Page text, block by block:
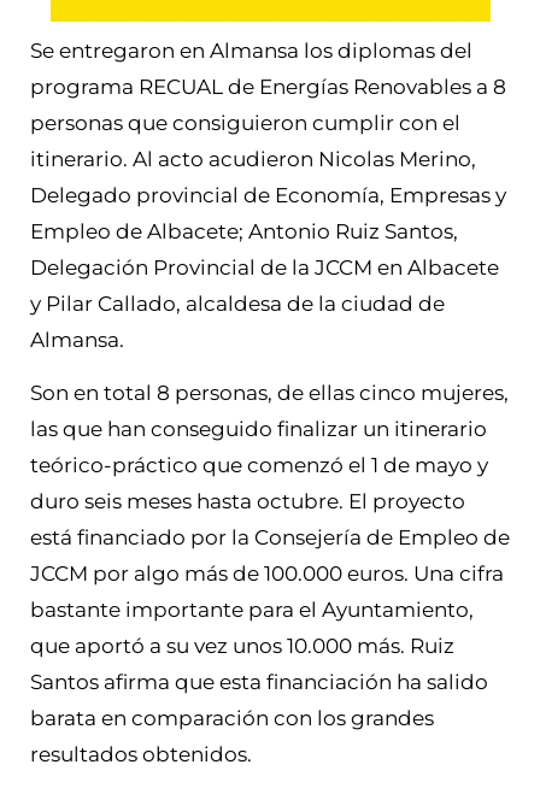
Se entregaron en Almansa los diplomas del
programa RECUAL de Energías Renovables a 8
personas que consiguieron cumplir con el
itinerario. Al acto acudieron Nicolas Merino,
Delegado provincial de Economía, Empresas y
Empleo de Albacete; Antonio Ruiz Santos,
Delegación Provincial de la JCCM en Albacete
y Pilar Callado, alcaldesa de la ciudad de
Almansa.
Son en total 8 personas, de ellas cinco mujeres,
las que han conseguido finalizar un itinerario
teórico-práctico que comenzó el 1 de mayo y
duro seis meses hasta octubre. El proyecto
está financiado por la Consejería de Empleo de
JCCM por algo más de 100.000 euros. Una cifra
bastante importante para el Ayuntamiento,
que aportó a su vez unos 10.000 más. Ruiz
Santos afirma que esta financiación ha salido
barata en comparación con los grandes
resultados obtenidos.